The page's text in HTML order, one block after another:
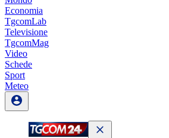
Economia
TgcomLab
Televisione
TgcomMag
Video
Schede
Sport
Meteo